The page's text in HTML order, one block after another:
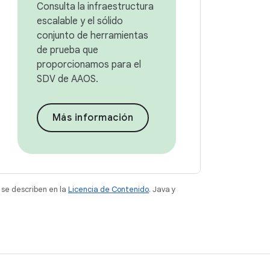
Consulta la infraestructura
escalable y el sólido
conjunto de herramientas
de prueba que
proporcionamos para el
SDV de AAOS.
Más información
describen en la Licencia de Contenido. Java y